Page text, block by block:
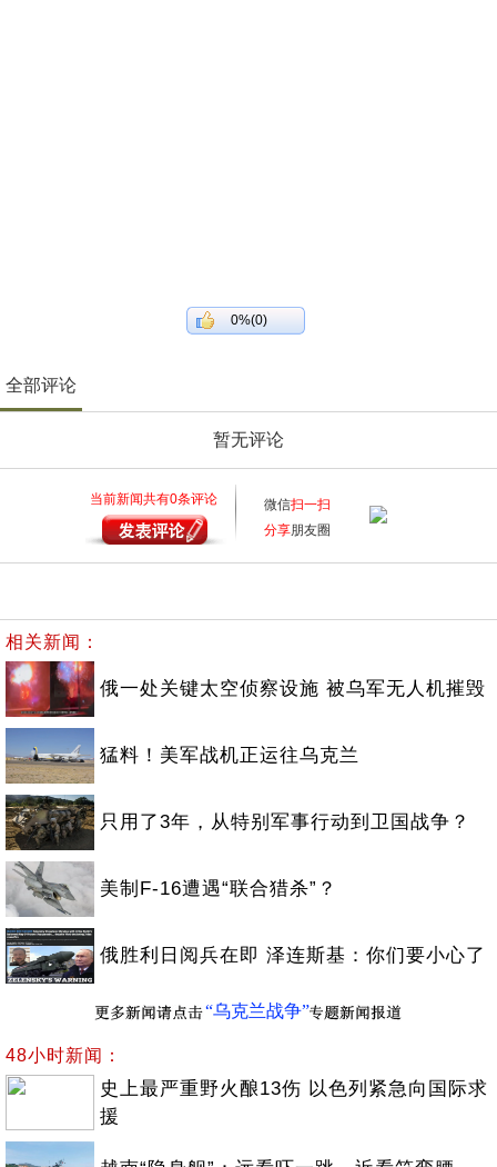
0%(0)
全部评论
暂无评论
当前新闻共有0条评论 微信扫一扫
分享朋友圈
相关新闻：
俄一处关键太空侦察设施 被乌军无人机摧毁
猛料！美军战机正运往乌克兰
只用了3年，从特别军事行动到卫国战争？
美制F-16遭遇“联合猎杀”？
俄胜利日阅兵在即 泽连斯基：你们要小心了
“乌克兰战争”
48小时新闻：
史上最严重野火酿13伤 以色列紧急向国际求
援